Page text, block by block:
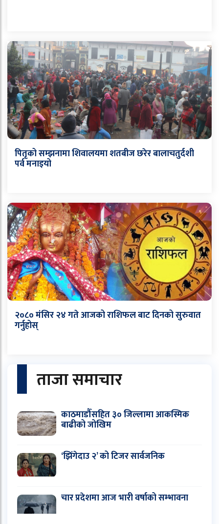
पितृको सम्झनामा शिवालयमा शतबीज छरेर बालाचतुर्दशी
पर्व मनाइयो
२०८० मंसिर २४ गते आजको राशिफल बाट दिनको सुरुवात
गर्नुहोस्
ताजा समाचार
काठमाडौँसहित ३० जिल्लामा आकस्मिक
बाढीको जोखिम
‘झिंगेदाउ २’ को टिजर सार्वजनिक
चार प्रदेशमा आज भारी वर्षाको सम्भावना